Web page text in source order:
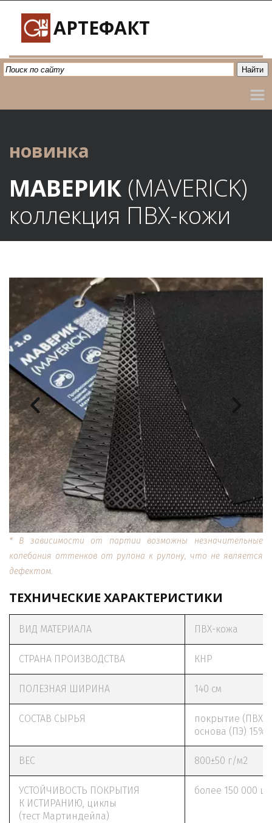
АРТЕФАКТ
новинка
МАВЕРИК (MAVERICK)
коллекция ПВХ-кожи
* В зависимости от партии возможны незначительные
колебания оттенков от рулона к рулону, что не является
дефектом.
ТЕХНИЧЕСКИЕ ХАРАКТЕРИСТИКИ
ВИД МАТЕРИАЛА ПВХ-кожа
СТРАНА ПРОИЗВОДСТВА КНР
ПОЛЕЗНАЯ ШИРИНА 140 см
СОСТАВ СЫРЬЯ
покрытие (ПВХ)
основа (ПЭ) 15%
ВЕС 800±50 г/м2
УСТОЙЧИВОСТЬ ПОКРЫТИЯ
К ИСТИРАНИЮ, циклы
(тест Мартиндейла)
более 150 000